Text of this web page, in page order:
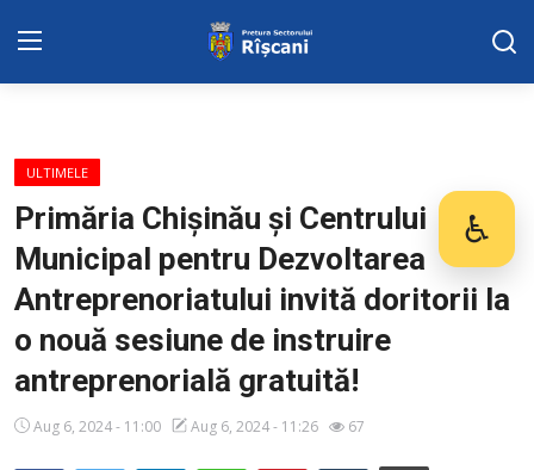
♿
DISPOZITIILE PRETORULUI
Adresa: str. Kiev 3 | tel: +373 (22) 44 10
98 | mail: pretura.riscani@gmail.com
SERVICII SECTOR
ADMINISTRAŢIA
Transparența
ULTIMELE
Primăria Chișinău și Centrului
Municipal pentru Dezvoltarea
Antreprenoriatului invită doritorii la
o nouă sesiune de instruire
antreprenorială gratuită!
Aug 6, 2024 - 11:00 Aug 6, 2024 - 11:26 67